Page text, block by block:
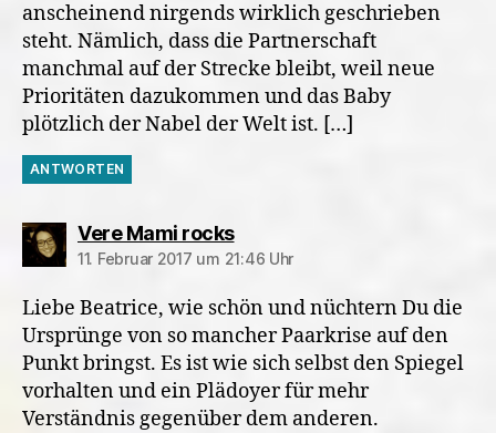
anscheinend nirgends wirklich geschrieben
steht. Nämlich, dass die Partnerschaft
manchmal auf der Strecke bleibt, weil neue
Prioritäten dazukommen und das Baby
plötzlich der Nabel der Welt ist. […]
ANTWORTEN
Vere Mami rockssagt:
11. Februar 2017 um 21:46 Uhr
Liebe Beatrice, wie schön und nüchtern Du die
Ursprünge von so mancher Paarkrise auf den
Punkt bringst. Es ist wie sich selbst den Spiegel
vorhalten und ein Plädoyer für mehr
Verständnis gegenüber dem anderen.